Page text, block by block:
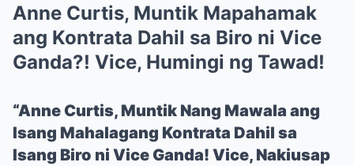
Anne Curtis, Muntik Mapahamak
ang Kontrata Dahil sa Biro ni Vice
Ganda?! Vice, Humingi ng Tawad!
“Anne Curtis, Muntik Nang Mawala ang
Isang Mahalagang Kontrata Dahil sa
Isang Biro ni Vice Ganda! Vice, Nakiusap